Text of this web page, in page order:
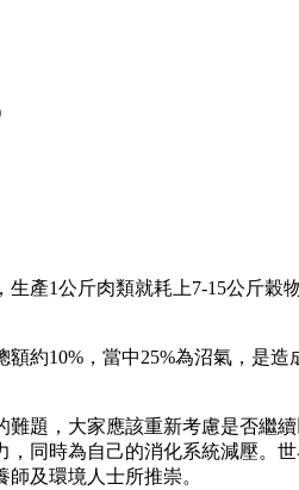
產1公斤肉類就耗上7-15公斤
約10%，當中25%為沼氣，是
題，大家應該重新考慮是否繼
，同時為自己的消化系統減壓。
及環境人士所推崇。